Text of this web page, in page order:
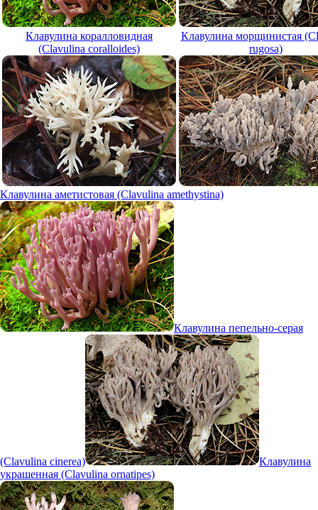
Клавулина коралловидная
(Clavulina coralloides)
Клавулина морщинистая
rugosa)
Клавулина аметистовая (Clavulina amethystina)
Клавулина пепельно-серая
(Clavulina cinerea)
Клавулина
украшенная (Clavulina ornatipes)